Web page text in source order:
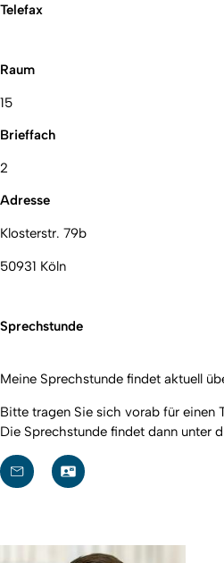
Telefax
Raum
15
Brieffach
2
Adresse
Klosterstr. 79b
50931 Köln
Sprechstunde
Meine Sprechstunde findet aktuell
Bitte tragen Sie sich vorab für einen
Die Sprechstunde findet dann unter